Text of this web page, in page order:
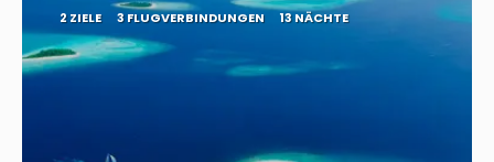
2 ZIELE 3 FLUGVERBINDUNGEN 13 NÄCHTE